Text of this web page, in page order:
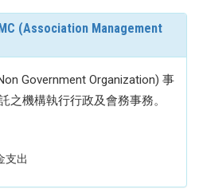
(Association Management
Government Organization) 事
之機構執行行政及會務事務。
支出